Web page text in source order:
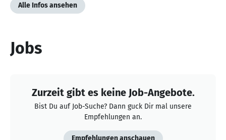
Alle Infos ansehen
Jobs
Zurzeit gibt es keine Job-Angebote.
Bist Du auf Job-Suche? Dann guck Dir mal unsere
Empfehlungen an.
Empfehlungen anschauen